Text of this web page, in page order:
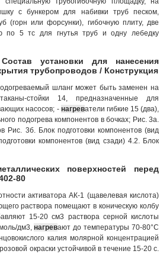
с бункером для набивки труб песком,
(горн или форсунки), гибочную плиту, две
по 5 тс для гнутья труб и одну лебедку
установки для нанесения
трубопроводов / Конструкция
шланг может быть заменен на
стойки 14, предназначенные для
насосов; - нагреватели гибкие 15 (два),
подогрева компонентов в бочках; Рис. 3а.
Рис. 3б. Блок подготовки компонентов (вид
компонентов (вид сзади) 4.2. Блок
поверхностей перед
80
активатора АК-1 (щавелевая кислота)
раствора помещают в коническую колбу
15-20 см3 раствора серной кислоты
дм3,нагревают до температуры 70-80°С
калия молярной концентрацией
окраски устойчивой в течение 15-20 с.